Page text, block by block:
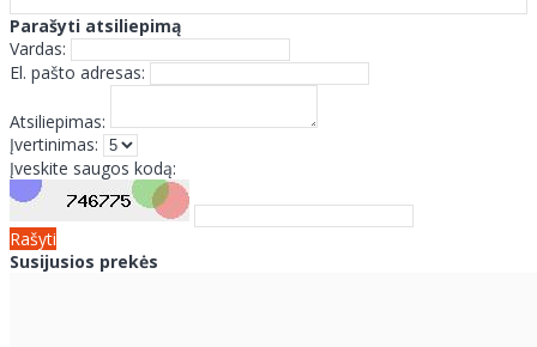
Parašyti atsiliepimą
Vardas:
El. pašto adresas:
Atsiliepimas:
Įvertinimas:
Įveskite saugos kodą:
Rašyti
Susijusios prekės